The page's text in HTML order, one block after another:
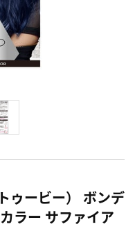
ゥービー） ボンデ
ラー サファイア